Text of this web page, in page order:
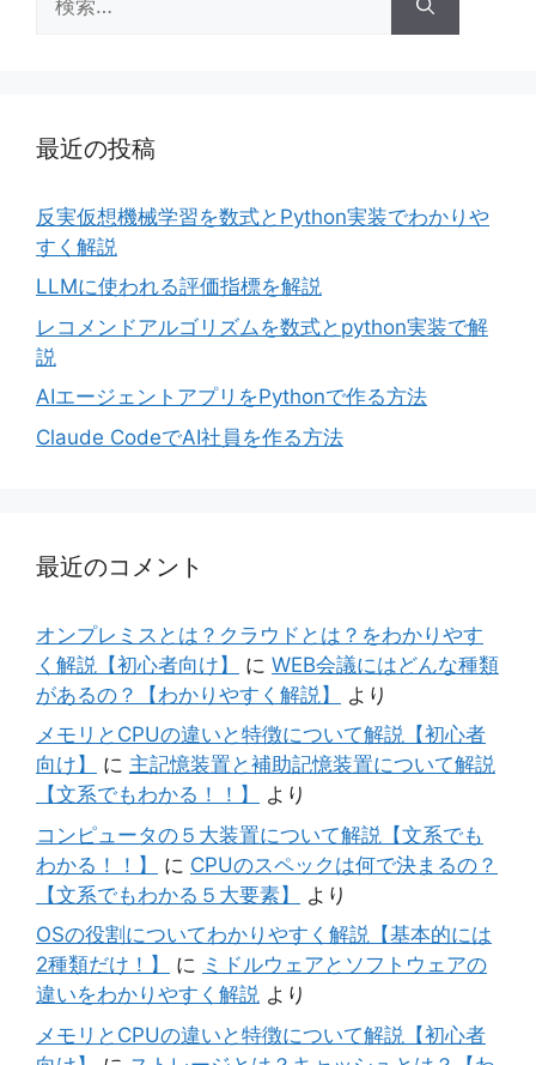
索:
最近の投稿
反実仮想機械学習を数式とPython実装でわかりや
すく解説
LLMに使われる評価指標を解説
レコメンドアルゴリズムを数式とpython実装で解
説
AIエージェントアプリをPythonで作る方法
Claude CodeでAI社員を作る方法
最近のコメント
オンプレミスとは？クラウドとは？をわかりやす
く解説【初心者向け】
に WEB会議にはどんな種類
があるの？【わかりやすく解説】
より
メモリとCPUの違いと特徴について解説【初心者
向け】
に 主記憶装置と補助記憶装置について解説
【文系でもわかる！！】
より
コンピュータの５大装置について解説【文系でも
わかる！！】
に CPUのスペックは何で決まるの？
【文系でもわかる５大要素】
より
OSの役割についてわかりやすく解説【基本的には
2種類だけ！】
に ミドルウェアとソフトウェアの
違いをわかりやすく解説 より
メモリとCPUの違いと特徴について解説【初心者